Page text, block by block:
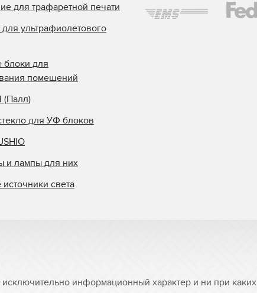
для трафаретной печати
ультрафиолетового
для
помещений
(Палл)
для УФ блоков
и лампы для них
света
информационный характер и ни при каких